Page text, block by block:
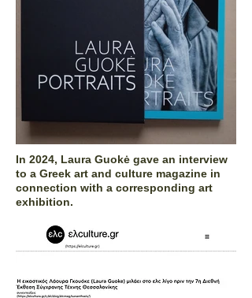
In 2024, Laura Guokė gave an interview
to a Greek art and culture magazine in
connection with a corresponding art
exhibition.